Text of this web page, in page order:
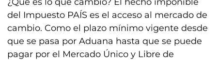
del Impuesto PAÍS es el acceso al mercado de
cambio. Como el plazo mínimo vigente desde
que se pasa por Aduana hasta que se puede
pagar por el Mercado Único y Libre de